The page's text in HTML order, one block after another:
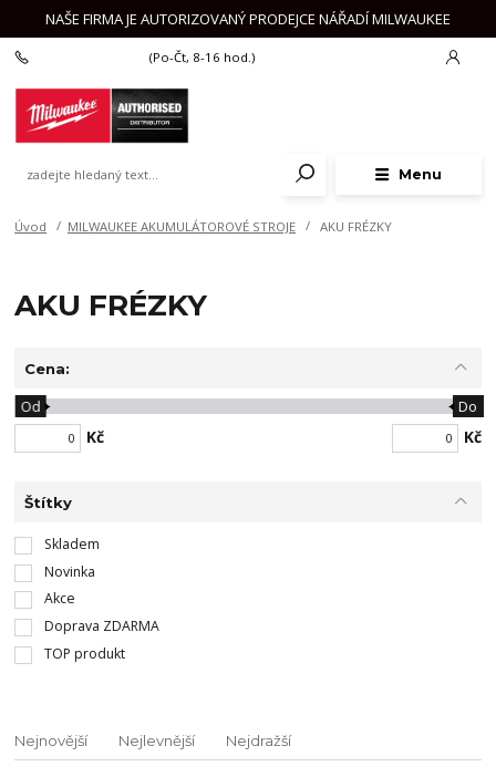
NAŠE FIRMA JE AUTORIZOVANÝ PRODEJCE NÁŘADÍ MILWAUKEE
Menu
(Po-Čt, 8-16 hod.)
Úvod MILWAUKEE AKUMULÁTOROVÉ STROJE AKU FRÉZKY
AKU FRÉZKY
Cena:
Kč
Od Do
Kč
Štítky
Skladem
Novinka
Akce
Doprava ZDARMA
TOP produkt
Nejnovější Nejlevnější Nejdražší